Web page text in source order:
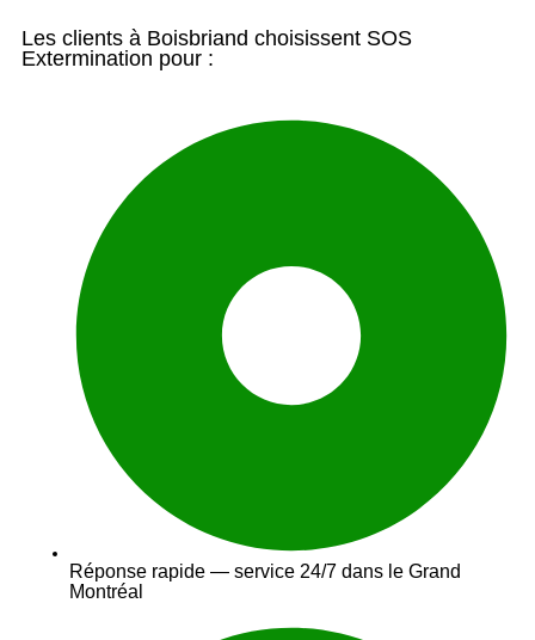
Les clients à Boisbriand choisissent SOS
Extermination pour :
Réponse rapide — service 24/7 dans le Grand
Montréal